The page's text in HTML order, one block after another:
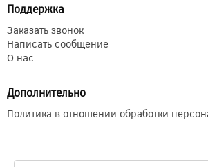
Поддержка
Заказать звонок
Написать сообщение
О нас
Дополнительно
Политика в отношении обработки